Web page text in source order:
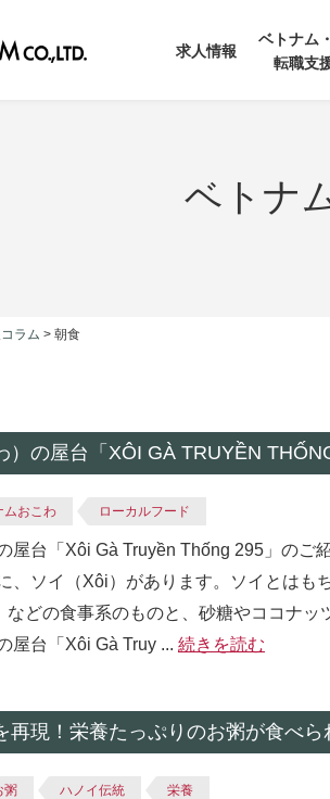
求人情報
ベトナム
転職支
ベトナ
ラム > 朝食
）の屋台「XÔI GÀ TRUYỀN
ムおこわ ローカルフード
屋台「Xôi Gà Truyền Thống 295」のご
、ソイ（Xôi）があります。ソイとは
などの食事系のものと、砂糖やココナ
屋台「Xôi Gà Truy ... 続きを読む
再現！栄養たっぷりのお粥が食べ
粥 ハノイ伝統 栄養